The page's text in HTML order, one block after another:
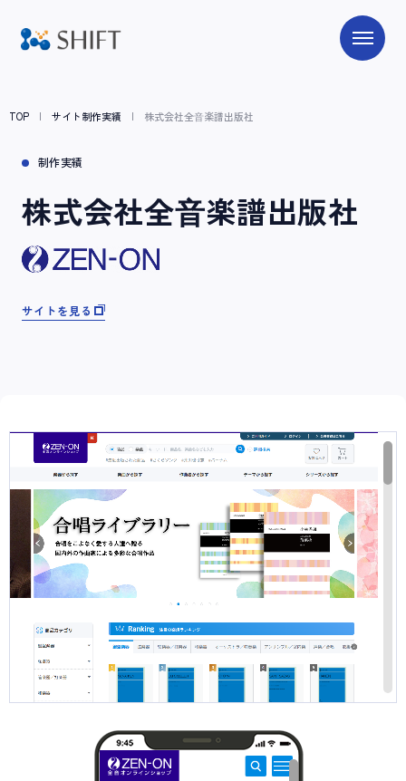
TOP サイト制作実績 株式会社全⾳楽譜出版社
制作実績
株式会社全⾳楽譜出版社
サイトを見る